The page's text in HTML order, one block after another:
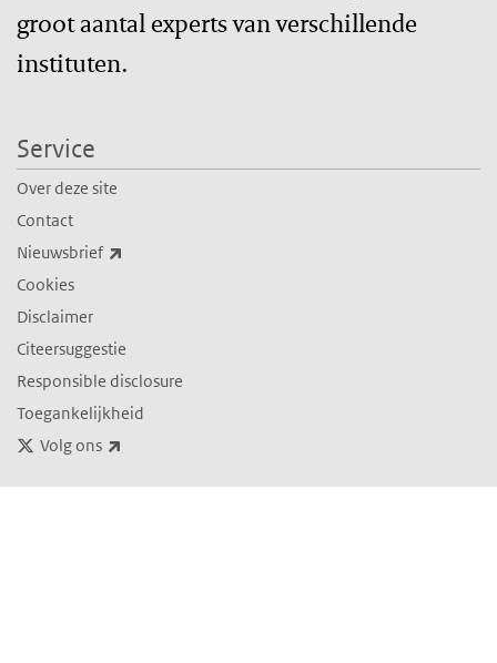
groot aantal experts van verschillende
instituten.
Service
Over deze site
Contact
Nieuwsbrief
Cookies
Disclaimer
Citeersuggestie
Responsible disclosure
Toegankelijkheid
Volg ons